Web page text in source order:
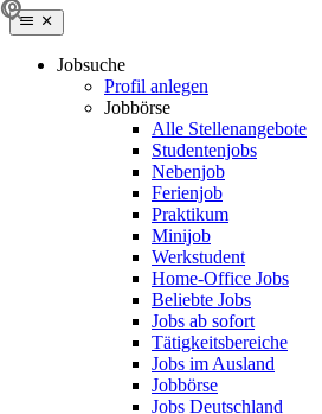
Jobsuche
Profil anlegen
Jobbörse
Alle Stellenangebote
Studentenjobs
Nebenjob
Ferienjob
Praktikum
Minijob
Werkstudent
Home-Office Jobs
Beliebte Jobs
Jobs ab sofort
Tätigkeitsbereiche
Jobs im Ausland
Jobbörse
Jobs Deutschland